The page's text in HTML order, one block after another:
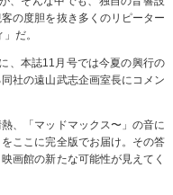
の度胆を抜き多くのリピーター
だ。
、本誌11月号では今夏の興行の
社の遠山武志企画室長にコメン
、「マッドマックス〜」の音に
ここに完全版でお届け。その答
画館の新たな可能性が見えてく